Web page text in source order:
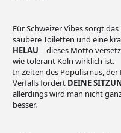
Für Schweizer Vibes sorgt
saubere Toiletten und eine
HELAU – dieses Motto
wie tolerant Köln wirklich ist.
In Zeiten des Populismus,
Verfalls fordert DEINE
allerdings wird man nicht
besser.